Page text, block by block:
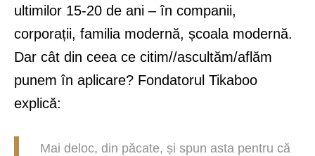
ultimilor 15-20 de ani – în companii,
corporații, familia modernă, școala modernă.
Dar cât din ceea ce citim//ascultăm/aflăm
punem în aplicare? Fondatorul Tikaboo
explică:
Mai deloc, din păcate, și spun asta pentru că